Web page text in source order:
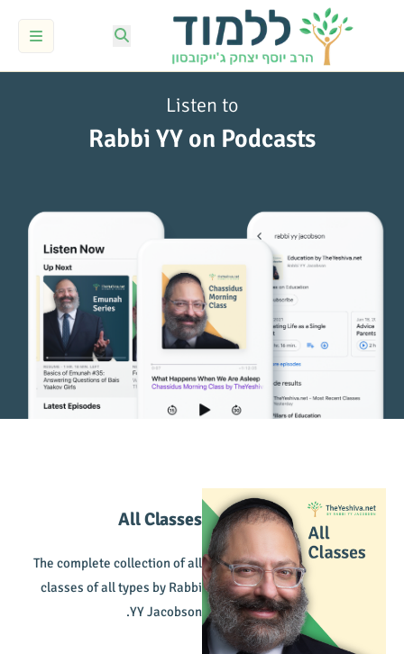
Listen to
Rabbi YY on Podcasts
All Classes
The complete collection of all
classes of all types by Rabbi
YY Jacobson.